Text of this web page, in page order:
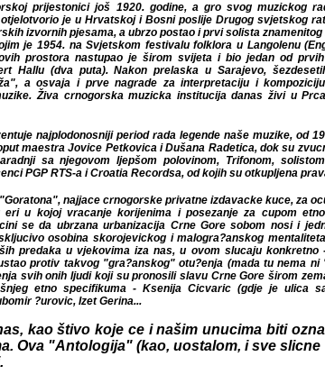
prijestonici još 1920. godine, a gro svog muzickog
je u Hrvatskoj i Bosni poslije Drugog svjetskog
izvornih pjesama, a ubrzo postao i prvi solista
je 1954. na Svjetskom festivalu folklora u Langolenu
prostora nastupao je širom svijeta i bio jedan od
(dva puta). Nakon prelaska u Sarajevo, šezdesetih,
prve nagrade za interpretaciju i kompoziciju na
muzicka institucija danas živi u Prcanju, u Boki, a dane
najplodonosniji period rada legende naše muzike, od
Jovice Petkovica i Dušana Radetica, dok su zvucni
njegovom ljepšom polovinom, Trifonom, solistom
a i Croatia Recordsa, od kojih su otkupljena prava za
najjace crnogorske privatne izdavacke kuce, za
eri u kojoj vracanje korijenima i posezanje za cupom
se da ubrzana urbanizacija Crne Gore sobom nosi i
osobina skorojevickog i malogra?anskog
u vjekovima iza nas, u ovom slucaju konkretno - od
takvog "gra?anskog" otu?enja (mada tu nema ni "g" od
ljudi koji su pronosili slavu Crne Gore širom zemaljske
- Ksenija Cicvaric (gdje je ulica sa njenim
kao štivo koje ce i našim unucima biti
Ova "Antologija" (kao, uostalom, i sve